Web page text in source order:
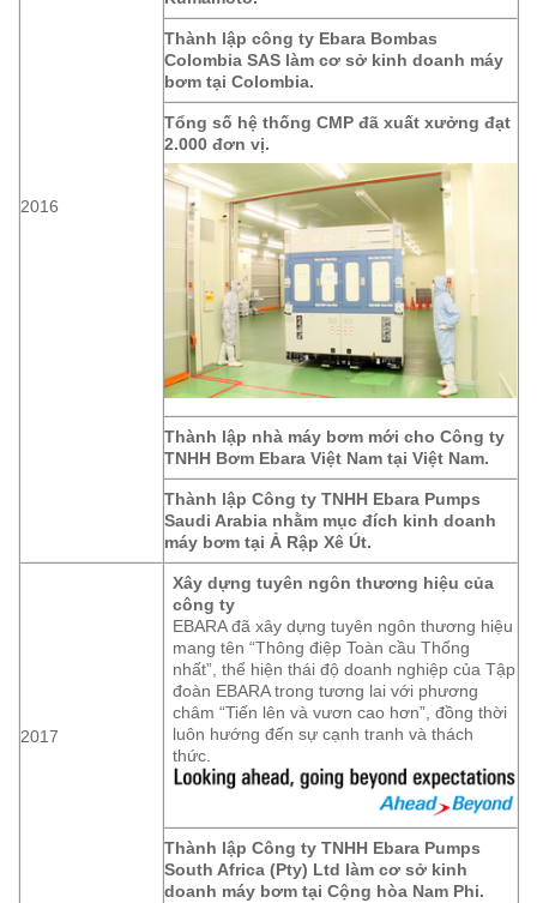
2016
Thành lập công ty Ebara Bombas
Colombia SAS làm cơ sở kinh doanh máy
bơm tại Colombia.
Tổng số hệ thống CMP đã xuất xưởng đạt
2.000 đơn vị.
Thành lập nhà máy bơm mới cho Công ty
TNHH Bơm Ebara Việt Nam tại Việt Nam.
Thành lập Công ty TNHH Ebara Pumps
Saudi Arabia nhằm mục đích kinh doanh
máy bơm tại Ả Rập Xê Út.
2017
Xây dựng tuyên ngôn thương hiệu của
công ty
EBARA đã xây dựng tuyên ngôn thương hiệu
mang tên “Thông điệp Toàn cầu Thống
nhất”, thể hiện thái độ doanh nghiệp của Tập
đoàn EBARA trong tương lai với phương
châm “Tiến lên và vươn cao hơn”, đồng thời
luôn hướng đến sự cạnh tranh và thách
thức.
Thành lập Công ty TNHH Ebara Pumps
South Africa (Pty) Ltd làm cơ sở kinh
doanh máy bơm tại Cộng hòa Nam Phi.